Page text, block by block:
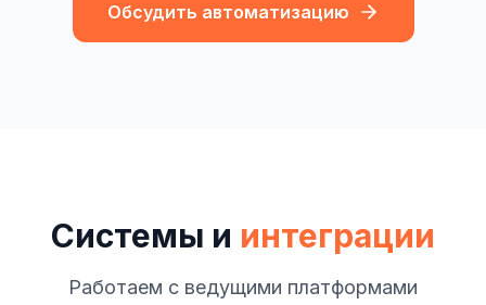
Обсудить автоматизацию
Системы и интеграции
Работаем с ведущими платформами